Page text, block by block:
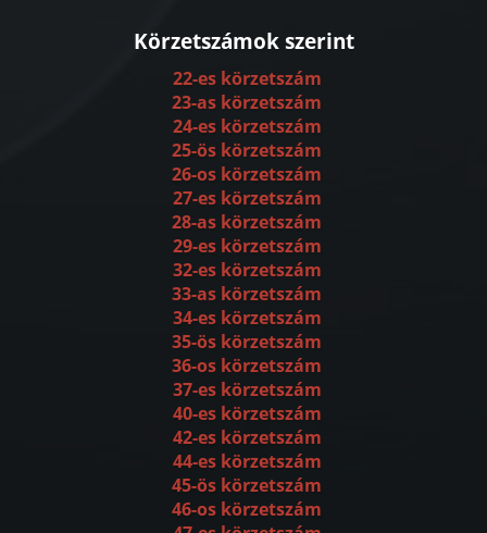
Körzetszámok szerint
22-es körzetszám
23-as körzetszám
24-es körzetszám
25-ös körzetszám
26-os körzetszám
27-es körzetszám
28-as körzetszám
29-es körzetszám
32-es körzetszám
33-as körzetszám
34-es körzetszám
35-ös körzetszám
36-os körzetszám
37-es körzetszám
40-es körzetszám
42-es körzetszám
44-es körzetszám
45-ös körzetszám
46-os körzetszám